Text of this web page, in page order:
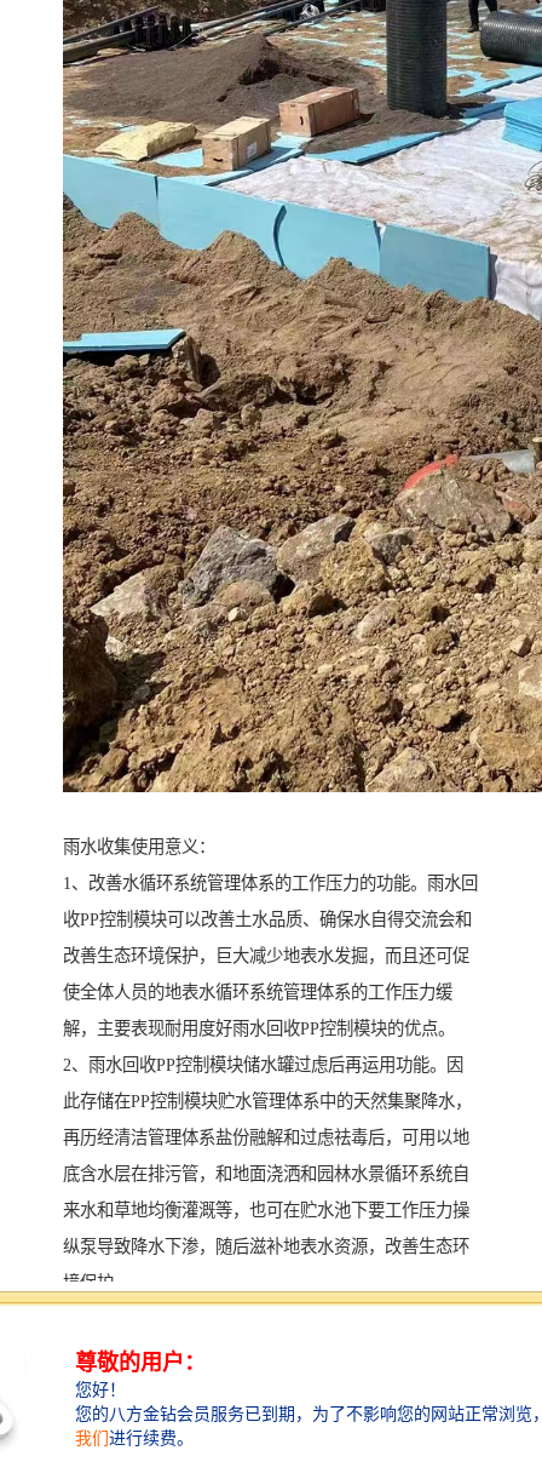
雨水收集使用意义：
1、改善水循环系统管理体系的工作压力的功能。雨水回
收PP控制模块可以改善土水品质、确保水自得交流会和
改善生态环境保护，巨大减少地表水发掘，而且还可促
使全体人员的地表水循环系统管理体系的工作压力缓
解，主要表现耐用度好雨水回收PP控制模块的优点。
2、雨水回收PP控制模块储水罐过虑后再运用功能。因
此存储在PP控制模块贮水管理体系中的天然集聚降水，
再历经清洁管理体系盐份融解和过虑祛毒后，可用以地
底含水层在排污管，和地面浇洒和园林水景循环系统自
来水和草地均衡灌溉等，也可在贮水池下要工作压力操
纵泵导致降水下渗，随后滋补地表水资源，改善生态环
境保护。
时的降水降低全过程中，雨水回收PP控制模块会在降水
滴下土里的一瞬间，在表层地区开展前期的方式转输截
污，并积表面地区弃流处理，将降水堆积中的悬浮固体